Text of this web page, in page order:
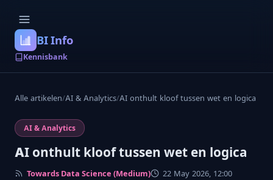
BI Info
Kennisbank
Alle artikelen/AI & Analytics/AI onthult kloof tussen wet en logica
AI & Analytics
AI onthult kloof tussen wet en logica
Towards Data Science (Medium) 22 May 2026, 12:00